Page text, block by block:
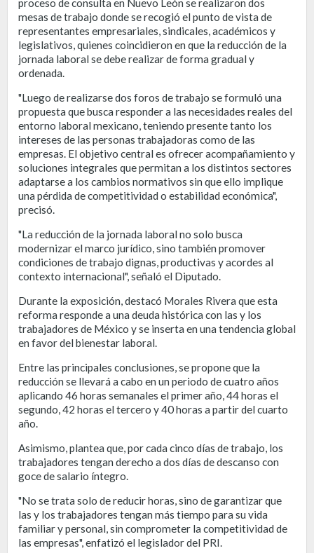
proceso de consulta en Nuevo León se realizaron dos
mesas de trabajo donde se recogió el punto de vista de
representantes empresariales, sindicales, académicos y
legislativos, quienes coincidieron en que la reducción de la
jornada laboral se debe realizar de forma gradual y
ordenada.
"Luego de realizarse dos foros de trabajo se formuló una
propuesta que busca responder a las necesidades reales del
entorno laboral mexicano, teniendo presente tanto los
intereses de las personas trabajadoras como de las
empresas. El objetivo central es ofrecer acompañamiento y
soluciones integrales que permitan a los distintos sectores
adaptarse a los cambios normativos sin que ello implique
una pérdida de competitividad o estabilidad económica",
precisó.
"La reducción de la jornada laboral no solo busca
modernizar el marco jurídico, sino también promover
condiciones de trabajo dignas, productivas y acordes al
contexto internacional", señaló el Diputado.
Durante la exposición, destacó Morales Rivera que esta
reforma responde a una deuda histórica con las y los
trabajadores de México y se inserta en una tendencia global
en favor del bienestar laboral.
Entre las principales conclusiones, se propone que la
reducción se llevará a cabo en un periodo de cuatro años
aplicando 46 horas semanales el primer año, 44 horas el
segundo, 42 horas el tercero y 40 horas a partir del cuarto
año.
Asimismo, plantea que, por cada cinco días de trabajo, los
trabajadores tengan derecho a dos días de descanso con
goce de salario íntegro.
"No se trata solo de reducir horas, sino de garantizar que
las y los trabajadores tengan más tiempo para su vida
familiar y personal, sin comprometer la competitividad de
las empresas", enfatizó el legislador del PRI.